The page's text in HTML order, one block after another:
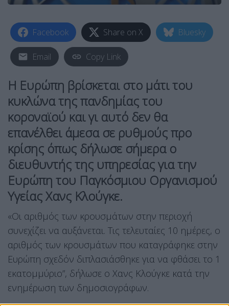
Facebook Share on X Bluesky
Email Copy Link
Η Ευρώπη βρίσκεται στο μάτι του
κυκλώνα της πανδημίας του
κοροναϊού και γι αυτό δεν θα
επανέλθει άμεσα σε ρυθμούς προ
κρίσης όπως δήλωσε σήμερα ο
διευθυντής της υπηρεσίας για την
Ευρώπη του Παγκόσμιου Οργανισμού
Υγείας Χανς Κλούγκε.
«Οι αριθμός των κρουσμάτων στην περιοχή
συνεχίζει να αυξάνεται. Τις τελευταίες 10 ημέρες, ο
αριθμός των κρουσμάτων που καταγράφηκε στην
Ευρώπη σχεδόν διπλασιάσθηκε για να φθάσει το 1
εκατομμύριο”, δήλωσε ο Χανς Κλούγκε κατά την
ενημέρωση των δημοσιογράφων.